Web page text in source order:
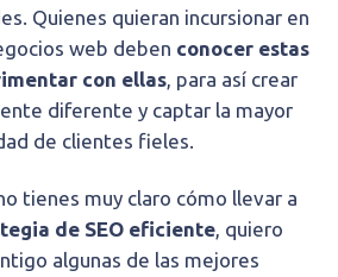
Quienes quieran incursionar en
web deben conocer estas
con ellas, para así crear
diferente y captar la mayor
de clientes fieles.
tienes muy claro cómo llevar a
de SEO eficiente, quiero
algunas de las mejores